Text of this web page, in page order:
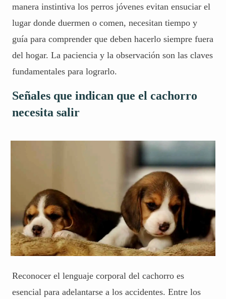
manera instintiva los perros jóvenes evitan ensuciar el
lugar donde duermen o comen, necesitan tiempo y
guía para comprender que deben hacerlo siempre fuera
del hogar. La paciencia y la observación son las claves
fundamentales para lograrlo.
Señales que indican que el cachorro
necesita salir
Reconocer el lenguaje corporal del cachorro es
esencial para adelantarse a los accidentes. Entre los